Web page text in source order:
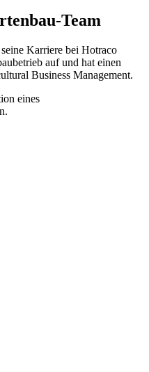
Team
Karriere bei Hotraco
auf und hat einen
Business Management.
eines